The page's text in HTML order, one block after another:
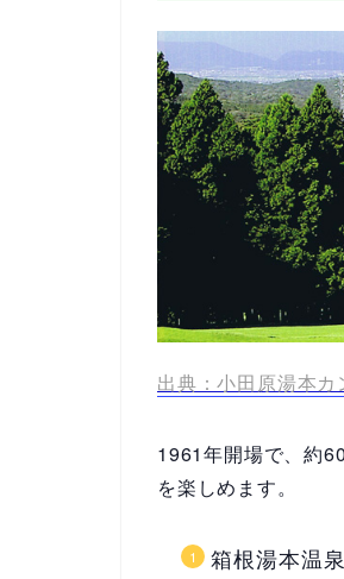
出典：小田原湯本
1961年開場で、約
を楽しめます。
箱根湯本温